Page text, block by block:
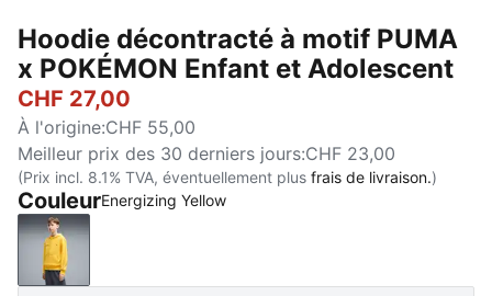
Hoodie décontracté à motif PUMA
x POKÉMON Enfant et Adolescent
CHF 27,00
À l'origine:CHF 55,00
Meilleur prix des 30 derniers jours:CHF 23,00
(Prix incl. 8.1% TVA, éventuellement plus frais de livraison.)
CouleurEnergizing Yellow
Energizing Yellow